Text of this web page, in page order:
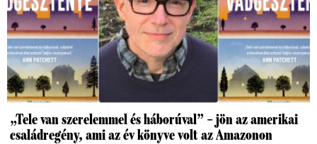
„Tele van szerelemmel és háborúval” – jön az amerikai
családregény, ami az év könyve volt az Amazonon